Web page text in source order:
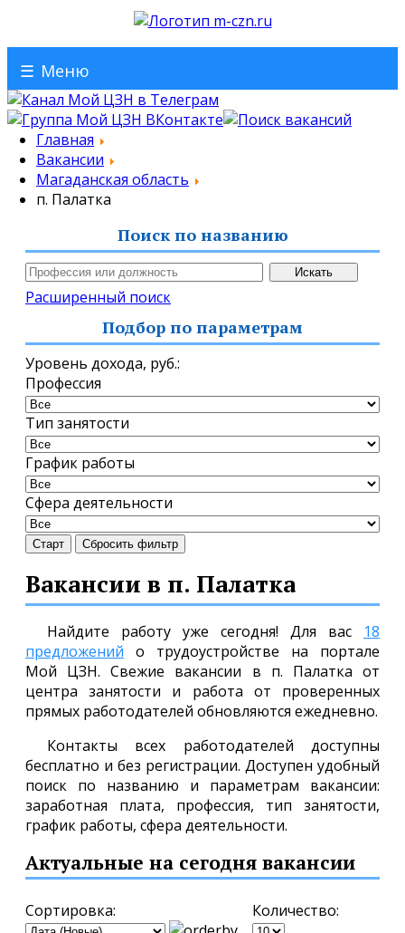
☰ Меню
Главная
Вакансии
Магаданская область
п. Палатка
Поиск по названию
Расширенный поиск
Подбор по параметрам
Уровень дохода, руб.:
Профессия
Тип занятости
График работы
Сфера деятельности
Старт Сбросить фильтр
Вакансии в п. Палатка
Найдите работу уже сегодня! Для вас 18
предложений о трудоустройстве на портале
Мой ЦЗН. Свежие вакансии в п. Палатка от
центра занятости и работа от проверенных
прямых работодателей обновляются ежедневно.
Контакты всех работодателей доступны
бесплатно и без регистрации. Доступен удобный
поиск по названию и параметрам вакансии:
заработная плата, профессия, тип занятости,
график работы, сфера деятельности.
Актуальные на сегодня вакансии
Сортировка: Количество: